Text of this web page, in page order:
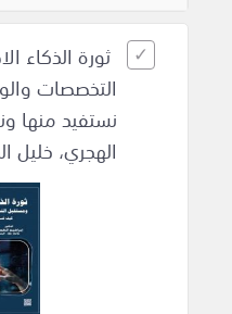
ثورة الذكاء
التخصصات
نستفيد منها
الهجري، خليل